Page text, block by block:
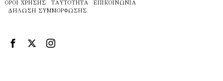
ΌΡΟΙ ΧΡΉΣΗΣ ΤΑΥΤΌΤΗΤΑ
ΕΠΙΚΟΙΝΩΝΊΑ
ΔΉΛΩΣΗ ΣΥΜΜΌΡΦΩΣΗΣ